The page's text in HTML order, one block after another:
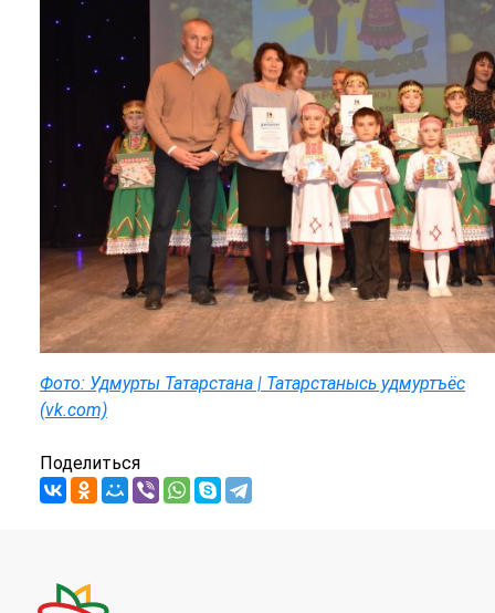
Фото: Удмурты Татарстана | Татарстанысь удмуртъёс
(vk.com)
Поделиться